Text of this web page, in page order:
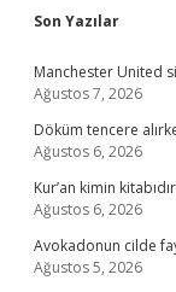
Sidebar
Son Yazılar
Manchester United
Ağustos 7, 2026
Döküm tencere
Ağustos 6, 2026
Kur’an kimin
Ağustos 6, 2026
Avokadonun cilde
Ağustos 5, 2026